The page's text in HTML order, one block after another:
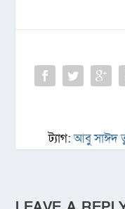
ট্যাগ:আবু সাঈদ